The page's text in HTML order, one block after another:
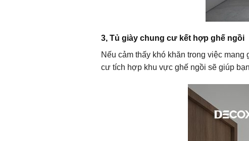
3, Tủ giày chung cư kết hợp ghế ngồi
Nếu cảm thấy khó khăn trong việc
cư tích hợp khu vực ghế ngồi sẽ giúp